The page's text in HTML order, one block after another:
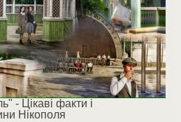
- Цікаві факти і
Нікополя